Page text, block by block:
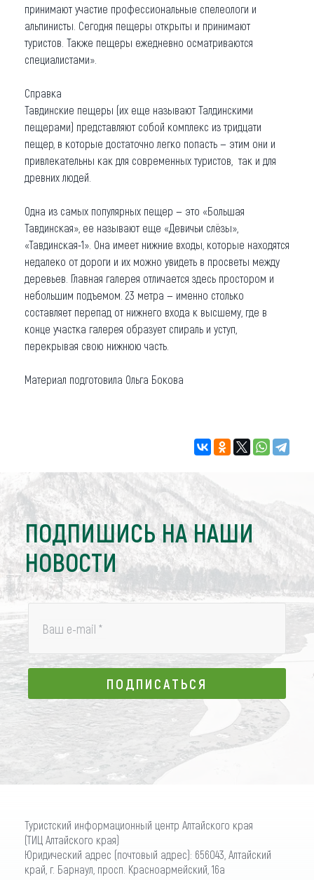
принимают участие профессиональные спелеологи и
альпинисты. Сегодня пещеры открыты и принимают
туристов. Также пещеры ежедневно осматриваются
специалистами».
Справка
Тавдинские пещеры (их еще называют Талдинскими
пещерами) представляют собой комплекс из тридцати
пещер, в которые достаточно легко попасть — этим они и
привлекательны как для современных туристов, так и для
древних людей.
Одна из самых популярных пещер — это «Большая
Тавдинская», ее называют еще «Девичьи слёзы»,
«Тавдинская-1». Она имеет нижние входы, которые находятся
недалеко от дороги и их можно увидеть в просветы между
деревьев. Главная галерея отличается здесь простором и
небольшим подъемом. 23 метра — именно столько
составляет перепад от нижнего входа к высшему, где в
конце участка галерея образует спираль и уступ,
перекрывая свою нижнюю часть.
Материал подготовила Ольга Бокова
ПОДПИШИСЬ НА НАШИ
НОВОСТИ
Ваш e-mail *
ПОДПИСАТЬСЯ
ПОДПИСАТЬСЯ
Туристский информационный центр Алтайского края
(ТИЦ Алтайского края)
Юридический адрес (почтовый адрес): 656043, Алтайский
край, г. Барнаул, просп. Красноармейский, 16а